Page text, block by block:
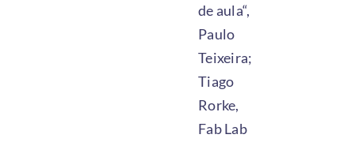
de aula“,
Paulo
Teixeira;
Tiago
Rorke,
Fab Lab